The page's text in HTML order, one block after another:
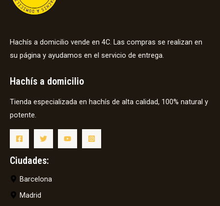
Hachís a domicilio vende en 4C. Las compras se realizan en
su página y ayudamos en el servicio de entrega.
Hachís a domicilio
Tienda especializada en hachís de alta calidad, 100% natural y
potente.
Ciudades:
Barcelona
Madrid